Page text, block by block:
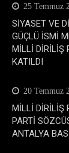
25 Temmuz
SİYASET VE
GÜÇLÜ İSMİ
MİLLİ DİRİLİŞ
KATILDI
20 Temmuz
MİLLİ DİRİLİŞ
PARTİ
ANTALYA